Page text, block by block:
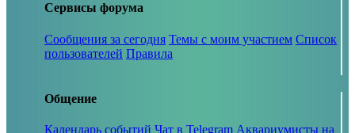
Сервисы форума
Сообщения за сегодня Темы с моим участием Список
пользователей Правила
Общение
Календарь событий Чат в Telegram Аквариумисты на